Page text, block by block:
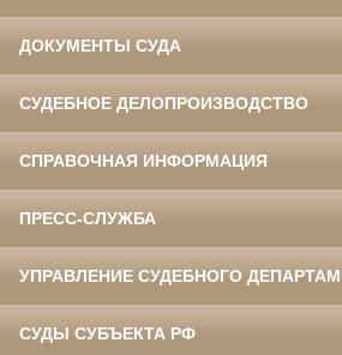
ДОКУМЕНТЫ СУДА
СУДЕБНОЕ ДЕЛОПРОИЗВОДСТВО
СПРАВОЧНАЯ ИНФОРМАЦИЯ
ПРЕСС-СЛУЖБА
УПРАВЛЕНИЕ СУДЕБНОГО
СУДЫ СУБЪЕКТА РФ